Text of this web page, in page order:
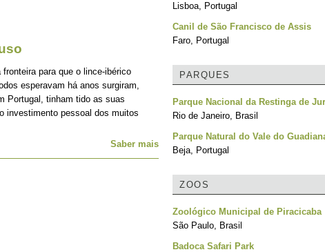
para que o lince-ibérico
esperavam há anos surgiram,
Portugal, tinham tido as suas
investimento pessoal dos muitos
Saber mais
Lisboa, Portugal
Canil de São Francisco de Assis
Faro, Portugal
PARQUES
Parque Nacional da Restinga de
Rio de Janeiro, Brasil
Parque Natural do Vale do
Beja, Portugal
ZOOS
Zoológico Municipal de Piracicaba
São Paulo, Brasil
Badoca Safari Park